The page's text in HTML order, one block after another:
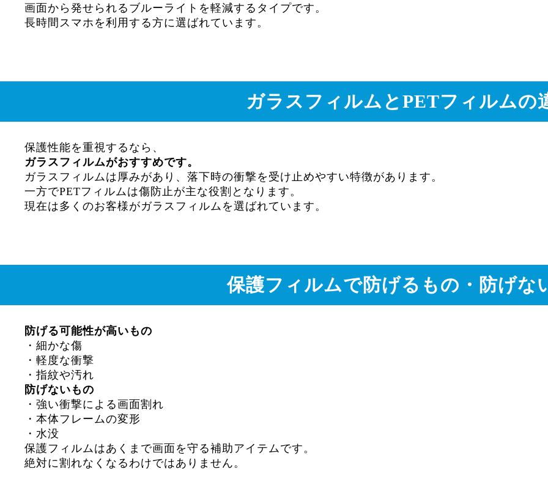
画面から発せられるブルーライトを軽減するタイプです。
長時間スマホを利用する方に選ばれています。
ガラスフィルムとPETフィルムの
保護性能を重視するなら、
ガラスフィルムがおすすめです。
ガラスフィルムは厚みがあり、落下時の衝撃を受け止めやすい特徴があります。
一方でPETフィルムは傷防止が主な役割となります。
現在は多くのお客様がガラスフィルムを選ばれています。
保護フィルムで防げるもの・防げな
防げる可能性が高いもの
・細かな傷
・軽度な衝撃
・指紋や汚れ
防げないもの
・強い衝撃による画面割れ
・本体フレームの変形
・水没
保護フィルムはあくまで画面を守る補助アイテムです。
絶対に割れなくなるわけではありません。